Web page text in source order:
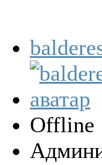
Offline